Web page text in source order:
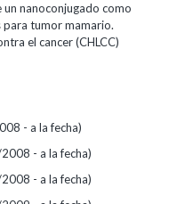
nanoconjugado como
tumor mamario.
el cancer (CHLCC)
- a la fecha)
- a la fecha)
- a la fecha)